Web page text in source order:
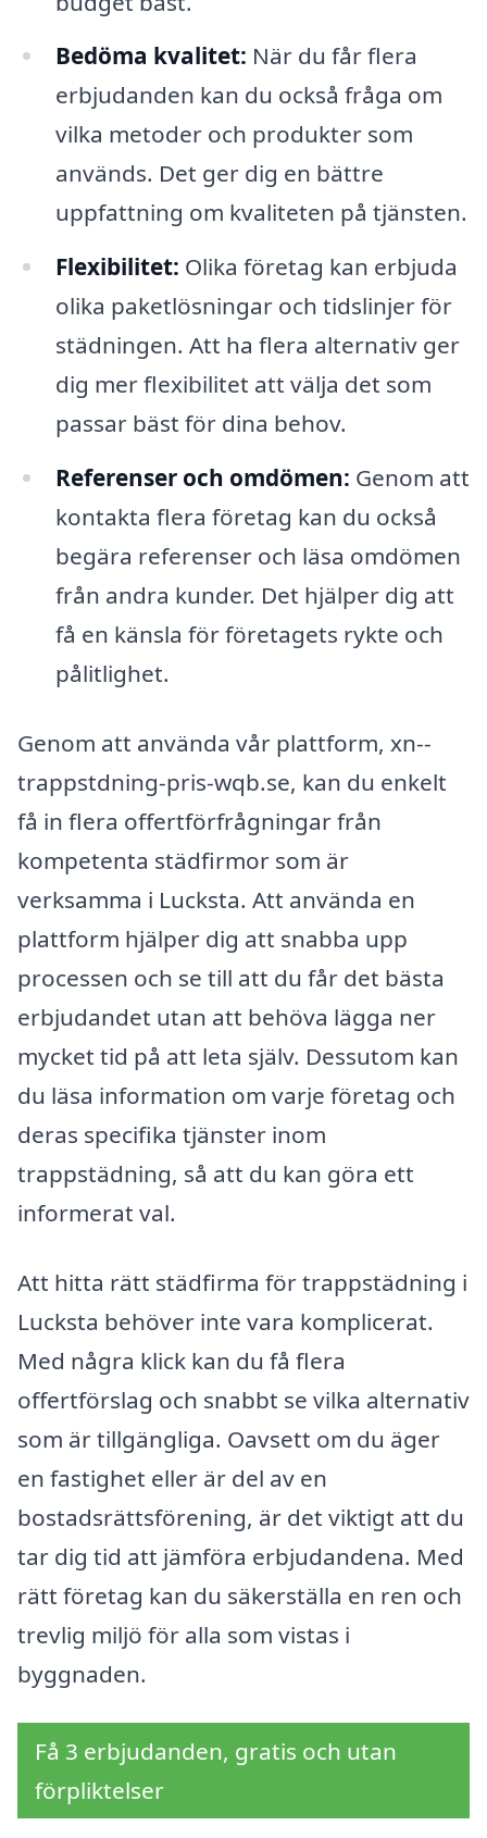
Bedöma kvalitet: När du får flera
erbjudanden kan du också fråga om
vilka metoder och produkter som
används. Det ger dig en bättre
uppfattning om kvaliteten på tjänsten.
Flexibilitet: Olika företag kan erbjuda
olika paketlösningar och tidslinjer för
städningen. Att ha flera alternativ ger
dig mer flexibilitet att välja det som
passar bäst för dina behov.
Referenser och omdömen: Genom att
kontakta flera företag kan du också
begära referenser och läsa omdömen
från andra kunder. Det hjälper dig att
få en känsla för företagets rykte och
pålitlighet.
Genom att använda vår plattform, xn--
trappstdning-pris-wqb.se, kan du enkelt
få in flera offertförfrågningar från
kompetenta städfirmor som är
verksamma i Lucksta. Att använda en
plattform hjälper dig att snabba upp
processen och se till att du får det bästa
erbjudandet utan att behöva lägga ner
mycket tid på att leta själv. Dessutom kan
du läsa information om varje företag och
deras specifika tjänster inom
trappstädning, så att du kan göra ett
informerat val.
Att hitta rätt städfirma för trappstädning i
Lucksta behöver inte vara komplicerat.
Med några klick kan du få flera
offertförslag och snabbt se vilka alternativ
som är tillgängliga. Oavsett om du äger
en fastighet eller är del av en
bostadsrättsförening, är det viktigt att du
tar dig tid att jämföra erbjudandena. Med
rätt företag kan du säkerställa en ren och
trevlig miljö för alla som vistas i
byggnaden.
Få 3 erbjudanden, gratis och utan
förpliktelser